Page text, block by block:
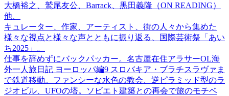
大橋裕之、鷲尾友公、Barrack、黒田義隆（ON READING）
他、
キュレーター、作家、アーティスト、街の人々から集めた
様々な視点と様々な声とともに振り返る、国際芸術祭「あい
ち2025」。
仕事を辞めずにバックパッカー。名古屋在住アラサーOL海
外一人旅日記 ヨーロッパ編9 スロバキア・ブラチスラヴァま
で鉄道移動。ファンシーな水色の教会、逆ピラミッド型のラ
ジオビル、UFOの塔。ソビエト建築との再会で旅のモチベ